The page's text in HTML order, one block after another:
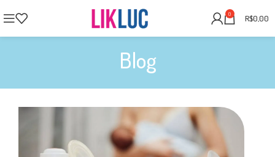
0 R$0,00
Blog